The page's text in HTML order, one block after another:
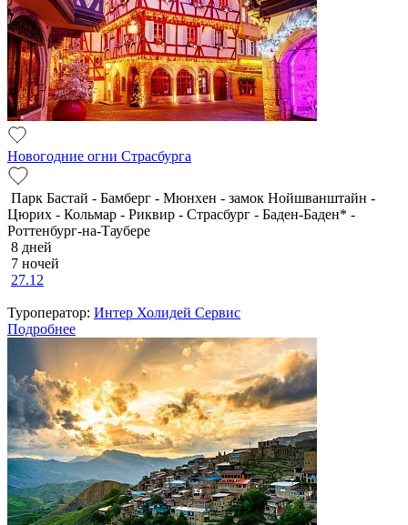
Новогодние огни Страсбурга
Парк Бастай - Бамберг - Мюнхен - замок Нойшванштайн -
Цюрих - Кольмар - Риквир - Страсбург - Баден-Баден* -
Роттенбург-на-Таубере
8 дней
7 ночей
27.12
Туроператор: Интер Холидей Сервис
Подробнее